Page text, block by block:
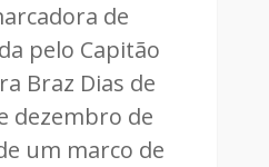
de
pelo Capitão
Braz Dias de
dezembro de
um marco de